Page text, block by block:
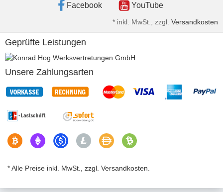
Facebook YouTube
* inkl. MwSt., zzgl. Versandkosten
Geprüfte Leistungen
Unsere Zahlungsarten
* Alle Preise inkl. MwSt., zzgl. Versandkosten.